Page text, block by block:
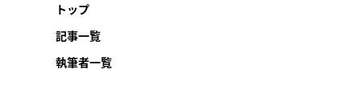
トップ
記事一覧
執筆者一覧